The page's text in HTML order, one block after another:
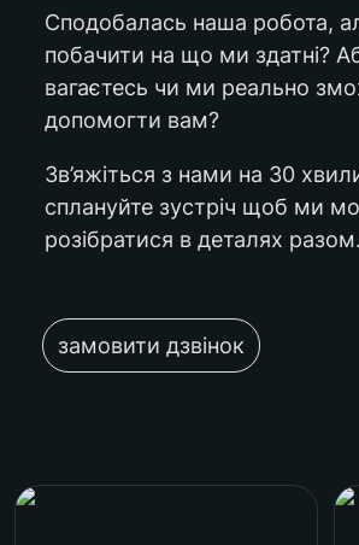
Сподобалась наша робота,
побачити на що ми здатні?
вагаєтесь чи ми реально
допомогти вам?
Зв’яжіться з нами на 30
сплануйте зустріч щоб ми
розібратися в деталях разом.
замовити дзвінок
всі кейси